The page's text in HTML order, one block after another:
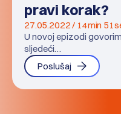
pravi korak?
27.05.2022 / 14min
U novoj epizodi
sljedeći…
Poslušaj